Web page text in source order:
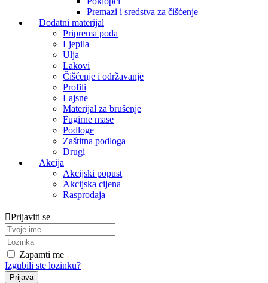
Premazi i sredstva za čišćenje
Dodatni materijal
Priprema poda
Ljepila
Ulja
Lakovi
Čišćenje i održavanje
Profili
Lajsne
Materijal za brušenje
Fugirne mase
Podloge
Zaštitna podloga
Drugi
Akcija
Akcijski popust
Akcijska cijena
Rasprodaja
Prijaviti se
Zapamti me
Izgubili ste lozinku?